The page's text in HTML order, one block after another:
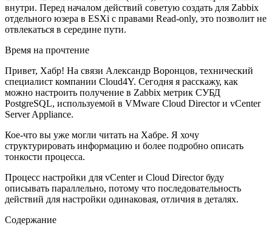
внутри. Перед началом действий советую создать для Zabbix
отдельного юзера в ESXi с правами Read-only, это позволит не
отвлекаться в середине пути.
Время на прочтение
Привет, Хабр! На связи Александр Воронцов, технический
специалист компании Cloud4Y. Сегодня я расскажу, как
можно настроить получение в Zabbix метрик СУБД
PostgreSQL, используемой в VMware Cloud Director и vCenter
Server Appliance.
Кое-что вы уже могли читать на Хабре. Я хочу
структурировать информацию и более подробно описать
тонкости процесса.
Процесс настройки для vCenter и Cloud Director буду
описывать параллельно, потому что последовательность
действий для настройки одинаковая, отличия в деталях.
Содержание